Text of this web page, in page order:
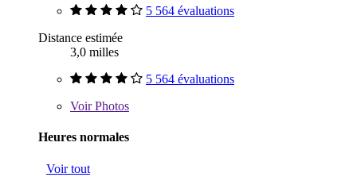
5 564 évaluations
Distance estimée
3,0 milles
5 564 évaluations
VoirPhotos
Heures normales
Voir tout